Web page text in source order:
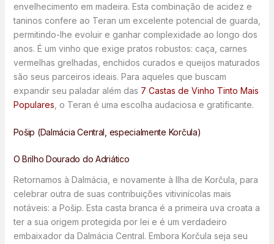
envelhecimento em madeira. Esta combinação de acidez e
taninos confere ao Teran um excelente potencial de guarda,
permitindo-lhe evoluir e ganhar complexidade ao longo dos
anos. É um vinho que exige pratos robustos: caça, carnes
vermelhas grelhadas, enchidos curados e queijos maturados
são seus parceiros ideais. Para aqueles que buscam
expandir seu paladar além das 7 Castas de Vinho Tinto Mais
Populares , o Teran é uma escolha audaciosa e gratificante.
Pošip (Dalmácia Central, especialmente Korčula)
O Brilho Dourado do Adriático
Retornamos à Dalmácia, e novamente à Ilha de Korčula, para
celebrar outra de suas contribuições vitivinícolas mais
notáveis: a Pošip. Esta casta branca é a primeira uva croata a
ter a sua origem protegida por lei e é um verdadeiro
embaixador da Dalmácia Central. Embora Korčula seja seu